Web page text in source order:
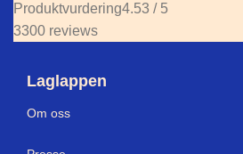
Produktvurdering4.53 / 5
3300 reviews
Laglappen
Om oss